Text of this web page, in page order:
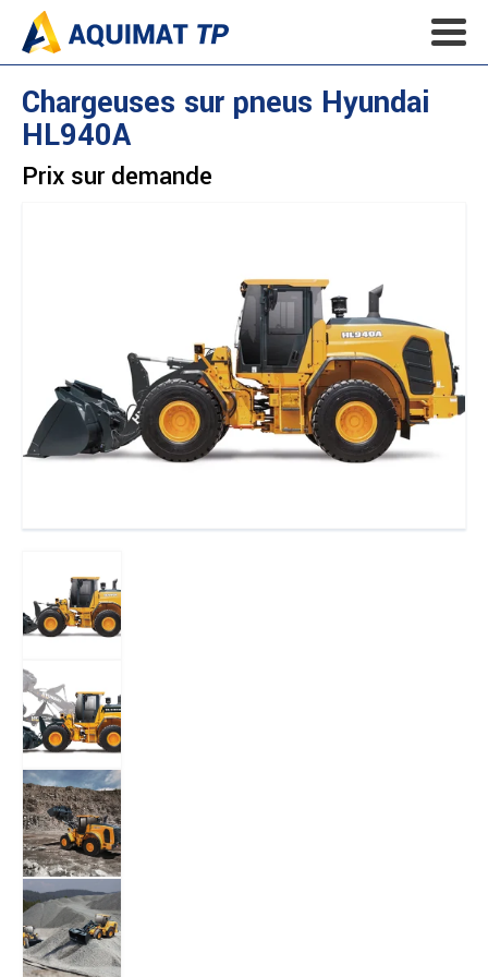
Chargeuses sur pneus Hyundai
HL940A
Prix sur demande